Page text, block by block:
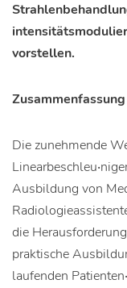
vorstellen.
Zusammenfassung
Die zunehmende
Ausbildung von
die
praktische
laufenden